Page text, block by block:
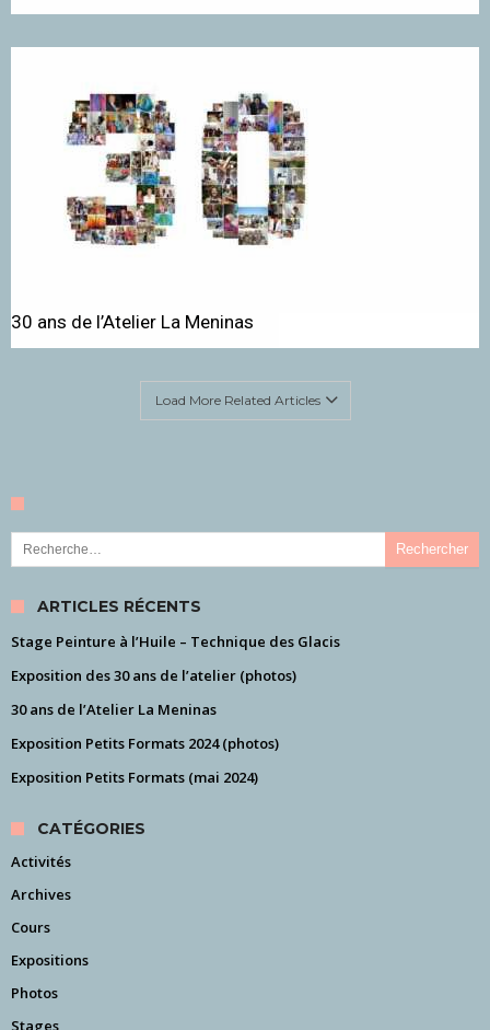
30 ans de l’Atelier La Meninas
Load More Related Articles
Rechercher :
ARTICLES RÉCENTS
Stage Peinture à l’Huile – Technique des Glacis
Exposition des 30 ans de l’atelier (photos)
30 ans de l’Atelier La Meninas
Exposition Petits Formats 2024 (photos)
Exposition Petits Formats (mai 2024)
CATÉGORIES
Activités
Archives
Cours
Expositions
Photos
Stages